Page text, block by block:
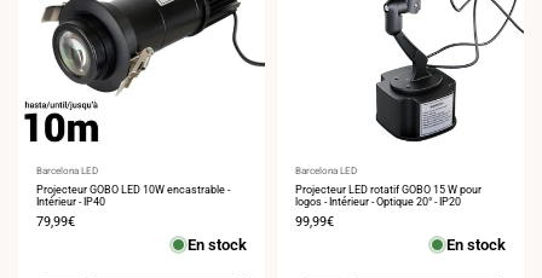
Fournisseur
:
Barcelona LED
Projecteur GOBO LED 10W encastrable -
Intérieur - IP40
Prix
79,99€
En stock
Fournisseur
:
Barcelona LED
Projecteur LED rotatif GOBO 15 W pour
logos - Intérieur - Optique 20° - IP20
Prix
99,99€
En stock